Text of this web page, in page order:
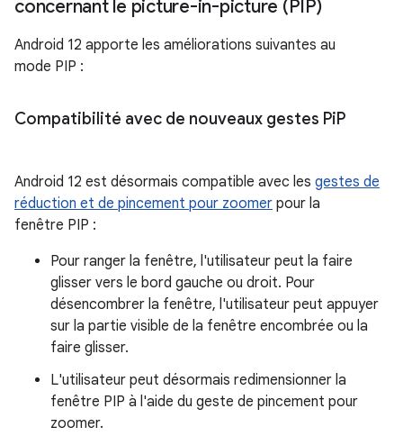
concernant le picture-in-picture (PIP)
Android 12 apporte les améliorations suivantes au
mode PIP :
Compatibilité avec de nouveaux gestes PiP
Android 12 est désormais compatible avec les gestes de
réduction et de pincement pour zoomer pour la
fenêtre PIP :
Pour ranger la fenêtre, l'utilisateur peut la faire
glisser vers le bord gauche ou droit. Pour
désencombrer la fenêtre, l'utilisateur peut appuyer
sur la partie visible de la fenêtre encombrée ou la
faire glisser.
L'utilisateur peut désormais redimensionner la
fenêtre PIP à l'aide du geste de pincement pour
zoomer.